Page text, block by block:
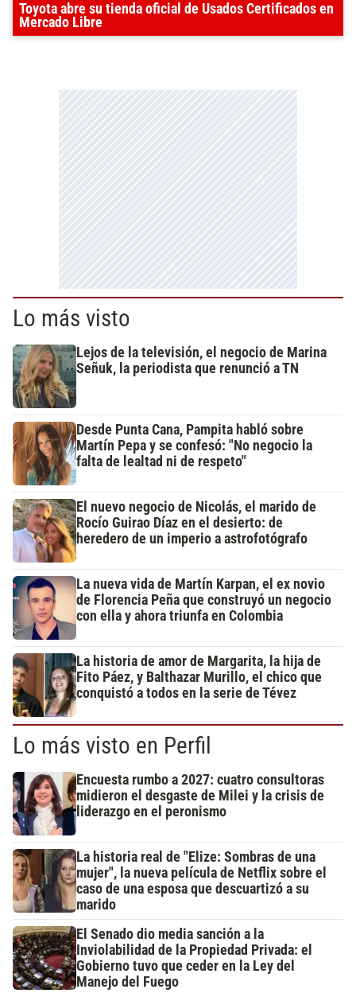
Toyota abre su tienda oficial de Usados Certificados en
Mercado Libre
Lo más visto
Lejos de la televisión, el negocio de Marina
Señuk, la periodista que renunció a TN
Desde Punta Cana, Pampita habló sobre
Martín Pepa y se confesó: "No negocio la
falta de lealtad ni de respeto"
El nuevo negocio de Nicolás, el marido de
Rocío Guirao Díaz en el desierto: de
heredero de un imperio a astrofotógrafo
La nueva vida de Martín Karpan, el ex novio
de Florencia Peña que construyó un negocio
con ella y ahora triunfa en Colombia
La historia de amor de Margarita, la hija de
Fito Páez, y Balthazar Murillo, el chico que
conquistó a todos en la serie de Tévez
Lo más visto en Perfil
Encuesta rumbo a 2027: cuatro consultoras
midieron el desgaste de Milei y la crisis de
liderazgo en el peronismo
La historia real de "Elize: Sombras de una
mujer", la nueva película de Netflix sobre el
caso de una esposa que descuartizó a su
marido
El Senado dio media sanción a la
Inviolabilidad de la Propiedad Privada: el
Gobierno tuvo que ceder en la Ley del
Manejo del Fuego